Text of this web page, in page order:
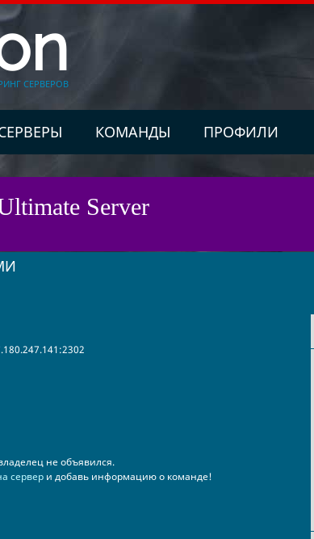
СЕРВЕРОВ
КОМАНДЫ ПРОФИЛИ
Server
не объявился.
сервери добавь информацию о команде!